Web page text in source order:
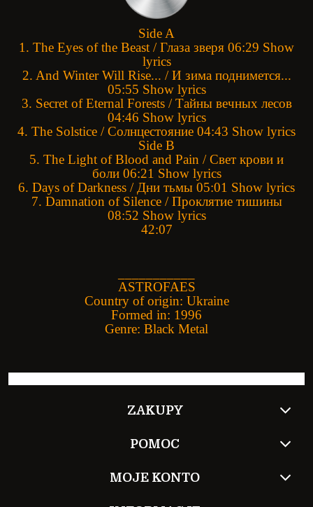
Side A
1. The Eyes of the Beast / Глаза зверя 06:29 Show
lyrics
2. And Winter Will Rise... / И зима поднимется...
05:55 Show lyrics
3. Secret of Eternal Forests / Тайны вечных лесов
04:46 Show lyrics
4. The Solstice / Солнцестояние 04:43 Show lyrics
Side B
5. The Light of Blood and Pain / Свет крови и
боли 06:21 Show lyrics
6. Days of Darkness / Дни тьмы 05:01 Show lyrics
7. Damnation of Silence / Проклятие тишины
08:52 Show lyrics
42:07
ASTROFAES
Country of origin: Ukraine
Formed in: 1996
Genre: Black Metal
ZAKUPY
POMOC
MOJE KONTO